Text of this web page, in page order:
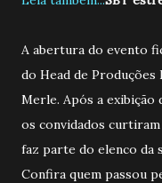
A abertura do evento
do Head de Produções
Merle. Após a
os convidados
faz parte do elenco da
Confira quem passou